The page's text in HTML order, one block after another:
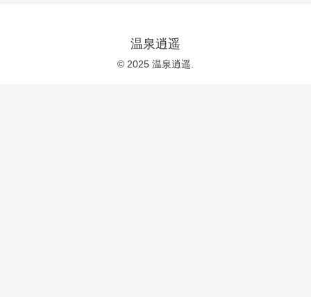
温泉逍遥
© 2025 温泉逍遥.